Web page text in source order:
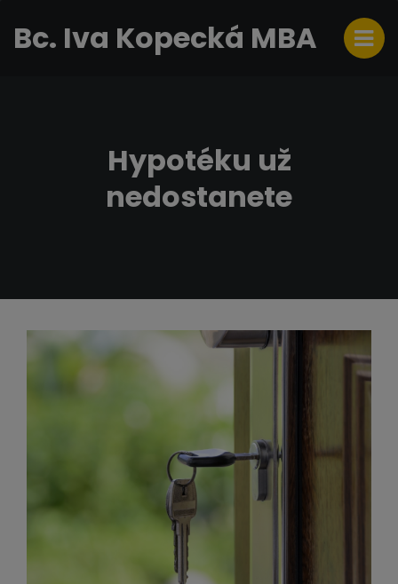
Bc. Iva Kopecká MBA
Hypotéku už
nedostanete